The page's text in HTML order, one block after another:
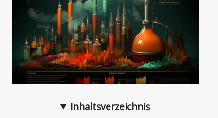
Inhaltsverzeichnis